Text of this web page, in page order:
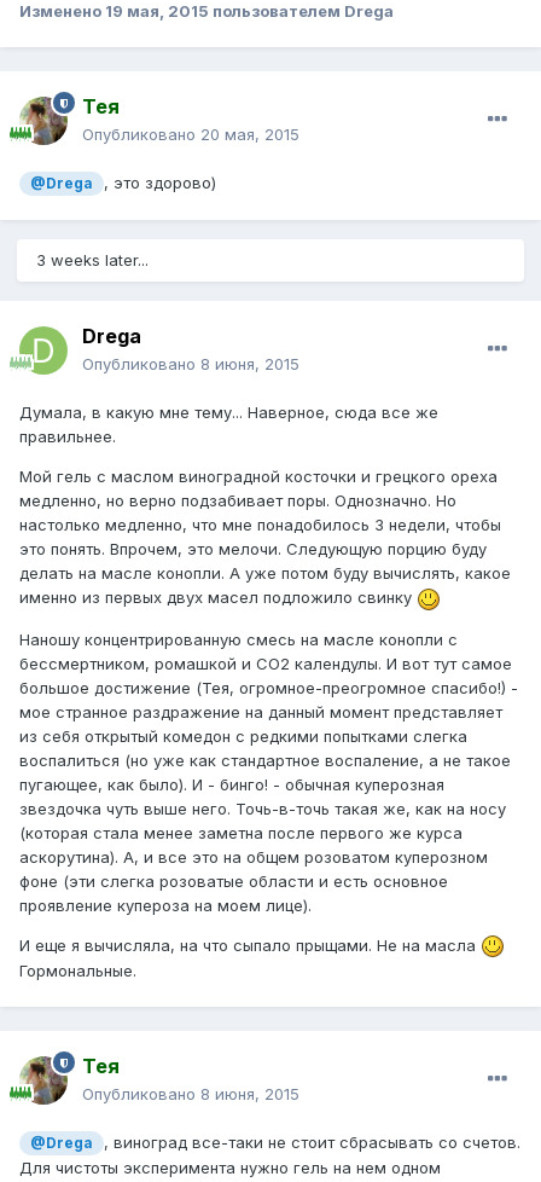
Изменено 19 мая, 2015 пользователем Drega
Тея
Опубликовано 20 мая, 2015
@Drega , это здорово)
3 weeks later...
Drega
Опубликовано 8 июня, 2015
Думала, в какую мне тему... Наверное, сюда все же
правильнее.
Мой гель с маслом виноградной косточки и грецкого ореха
медленно, но верно подзабивает поры. Однозначно. Но
настолько медленно, что мне понадобилось 3 недели, чтобы
это понять. Впрочем, это мелочи. Следующую порцию буду
делать на масле конопли. А уже потом буду вычислять, какое
именно из первых двух масел подложило свинку
Наношу концентрированную смесь на масле конопли с
бессмертником, ромашкой и СО2 календулы. И вот тут самое
большое достижение (Тея, огромное-преогромное спасибо!) -
мое странное раздражение на данный момент представляет
из себя открытый комедон с редкими попытками слегка
воспалиться (но уже как стандартное воспаление, а не такое
пугающее, как было). И - бинго! - обычная куперозная
звездочка чуть выше него. Точь-в-точь такая же, как на носу
(которая стала менее заметна после первого же курса
аскорутина). А, и все это на общем розоватом куперозном
фоне (эти слегка розоватые области и есть основное
проявление купероза на моем лице).
И еще я вычисляла, на что сыпало прыщами. Не на масла
Гормональные.
Тея
Опубликовано 8 июня, 2015
@Drega
, виноград все-таки не стоит сбрасывать со счетов.
Для чистоты эксперимента нужно гель на нем одном